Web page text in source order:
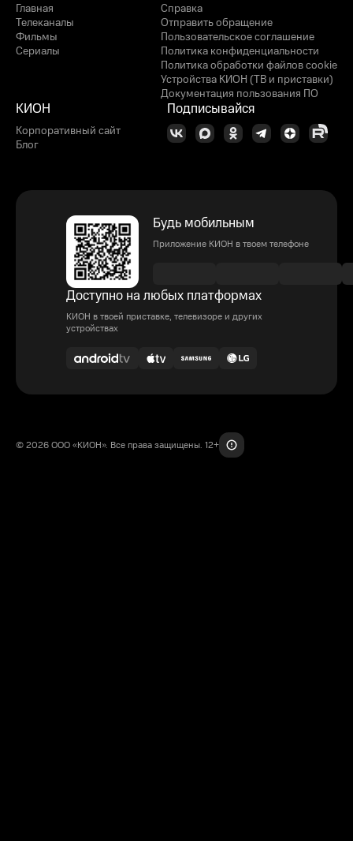
Главная
Телеканалы
Фильмы
Сериалы
Справка
Отправить обращение
Пользовательское соглашение
Политика конфиденциальности
Политика обработки файлов cookie
Устройства КИОН (ТВ и приставки)
Документация пользования ПО
КИОН
Корпоративный сайт
Блог
Подписывайся
Будь мобильным
Приложение КИОН в твоем телефоне
Доступно на любых платформах
КИОН в твоей приставке, телевизоре и других
устройствах
© 2026 ООО «КИОН». Все права защищены. 12+